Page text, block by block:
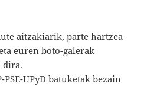
aitzakiarik, parte hartzea
euren boto-galerak
dira.
PSE-UPyD batuketak bezain